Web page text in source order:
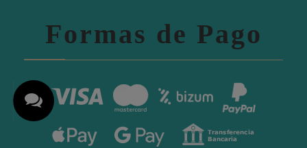
Formas de Pago